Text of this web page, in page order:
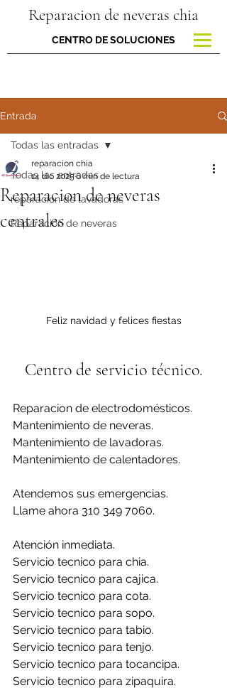
Reparacion de neveras chia
CENTRO DE SOLUCIONES
Entrada
Todas las entradas
reparacion de lavadoras
Reparación de neveras
Todas las entradas
Reparacion de neveras
centrales
reparacion chia
14 dic 20256 min de lectura
Feliz navidad y felices fiestas
Centro de servicio técnico.
Reparacion de electrodomésticos.
Mantenimiento de neveras.
Mantenimiento de lavadoras.
Mantenimiento de calentadores.
Atendemos sus emergencias.
Llame ahora 310 349 7060.
Atención inmediata.
Servicio tecnico para chia.
Servicio tecnico para cajica.
Servicio tecnico para cota.
Servicio tecnico para sopo.
Servicio tecnico para tabio.
Servicio tecnico para tenjo.
Servicio tecnico para tocancipa.
Servicio tecnico para zipaquira.